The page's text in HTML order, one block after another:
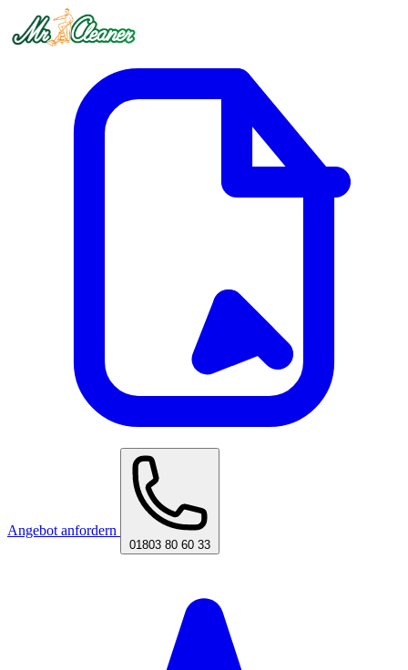
Angebot anfordern
01803 80 60 33